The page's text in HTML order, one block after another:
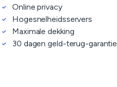
Online privacy
Hogesnelheidsservers
Maximale dekking
30 dagen geld-terug-garantie